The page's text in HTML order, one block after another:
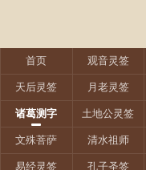
首页 观音灵签
天后灵签 月老灵签
诸葛测字 土地公灵签
文殊菩萨 清水祖师
易经灵签 孔子圣签